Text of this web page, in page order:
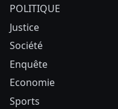
POLITIQUE
Justice
Société
Enquête
Economie
Sports